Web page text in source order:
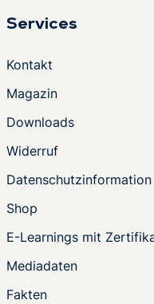
Services
Kontakt
Magazin
Downloads
Widerruf
Datenschutzinformation
Shop
E-Learnings mit
Mediadaten
Fakten